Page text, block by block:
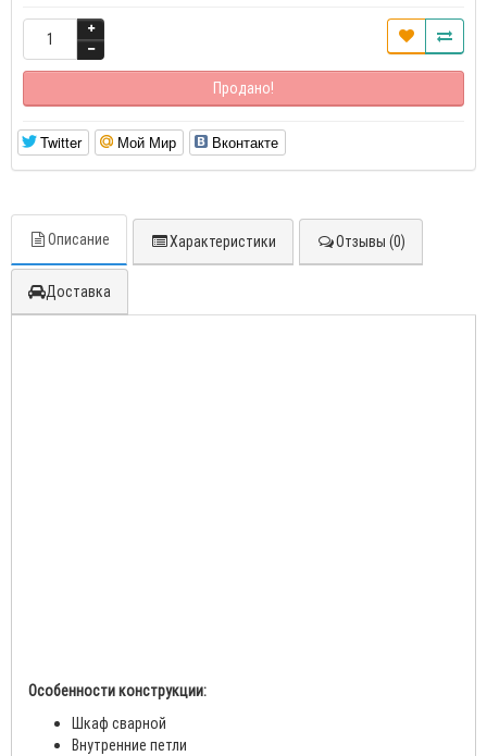
Продано!
Twitter Мой Мир Вконтакте
Описание Характеристики Отзывы (0)
Доставка
Особенности конструкции:
Шкаф сварной
Внутренние петли